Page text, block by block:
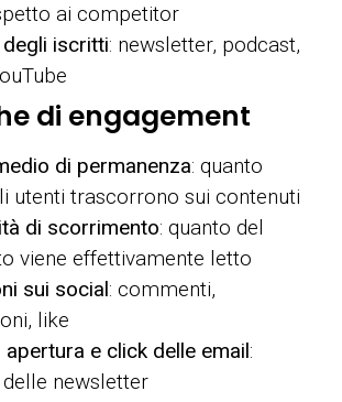
ai competitor
iscritti: newsletter, podcast,
di engagement
di permanenza: quanto
utenti trascorrono sui contenuti
di scorrimento: quanto del
viene effettivamente letto
sui social: commenti,
like
e click delle email:
newsletter